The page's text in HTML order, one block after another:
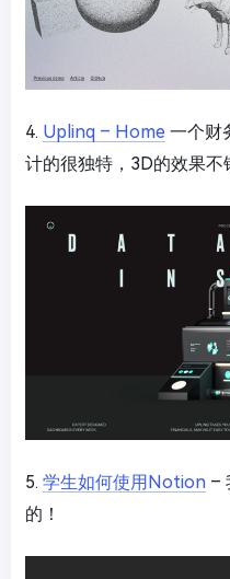
4. Uplinq – Home 一个财
计的很独特，3D的效果不
5. 学生如何使用Notion –
的！